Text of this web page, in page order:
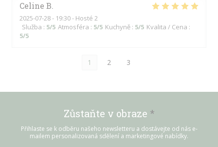
Celine B
2025-07-28- 19:30 - Hosté 2
Služba : 5/5 Atmosféra : 5/5 Kuchyně : 5/5 Kvalita / Cena :
5/5
1 2 3
Zůstaňte v obraze *
Přihlaste se k odběru našeho newsletteru a dostávejte od nás e-
mailem personalizovaná sdělení a marketingové nabídky.